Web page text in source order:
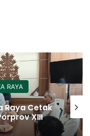
RAYA
Raya Cetak
XIII